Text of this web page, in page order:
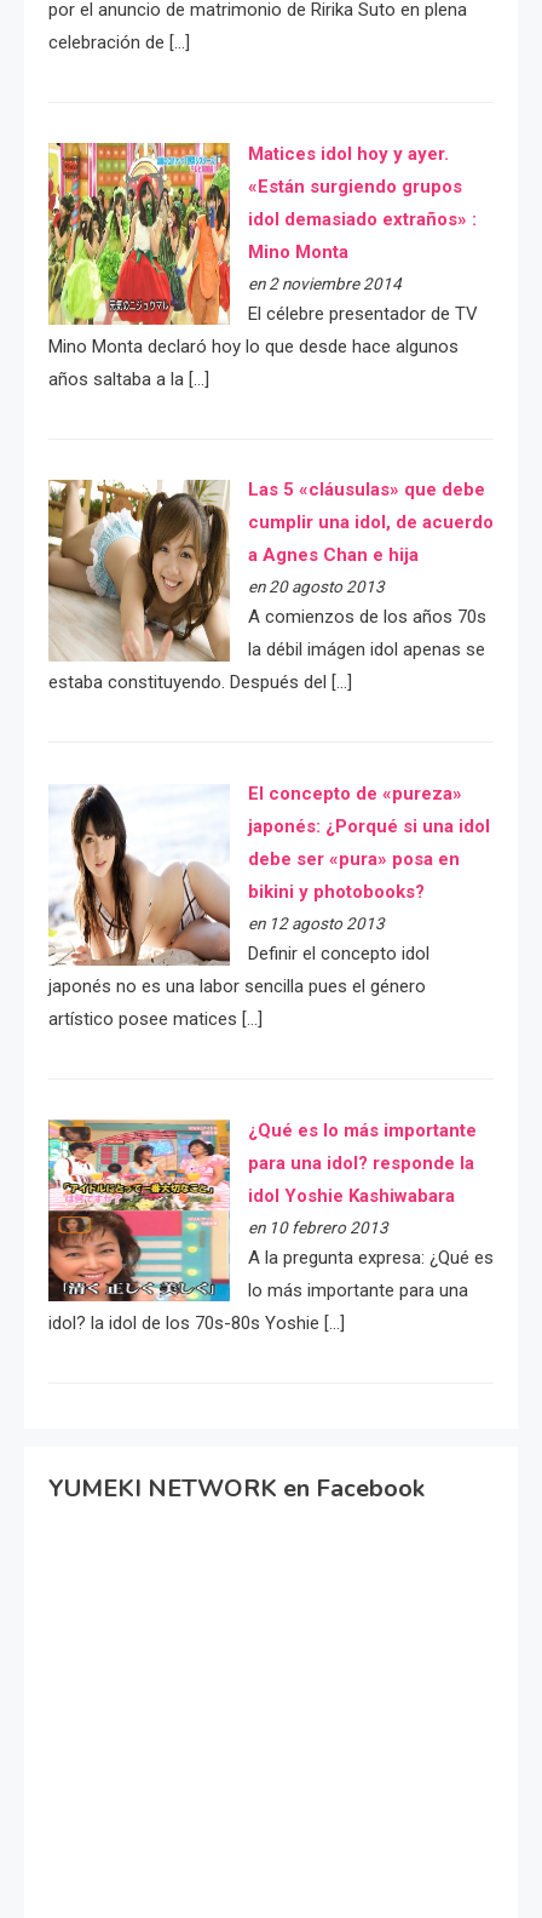
por el anuncio de matrimonio de Ririka Suto en plena
celebración de […]
Matices idol hoy y ayer.
«Están surgiendo grupos
idol demasiado extraños» :
Mino Monta
en 2 noviembre 2014
El célebre presentador de TV
Mino Monta declaró hoy lo que desde hace algunos
años saltaba a la […]
Las 5 «cláusulas» que debe
cumplir una idol, de acuerdo
a Agnes Chan e hija
en 20 agosto 2013
A comienzos de los años 70s
la débil imágen idol apenas se
estaba constituyendo. Después del […]
El concepto de «pureza»
japonés: ¿Porqué si una idol
debe ser «pura» posa en
bikini y photobooks?
en 12 agosto 2013
Definir el concepto idol
japonés no es una labor sencilla pues el género
artístico posee matices […]
¿Qué es lo más importante
para una idol? responde la
idol Yoshie Kashiwabara
en 10 febrero 2013
A la pregunta expresa: ¿Qué es
lo más importante para una
idol? la idol de los 70s-80s Yoshie […]
YUMEKI NETWORK en Facebook